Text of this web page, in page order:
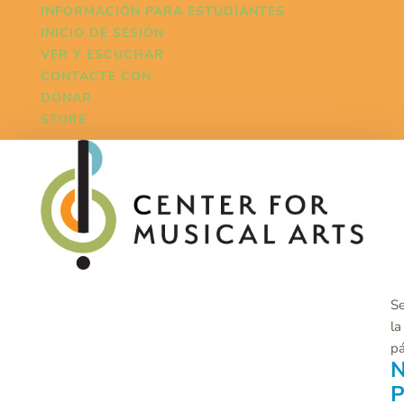
INFORMACIÓN PARA ESTUDIANTES
INICIO DE SESIÓN
VER Y ESCUCHAR
CONTACTE CON
DONAR
STORE
la